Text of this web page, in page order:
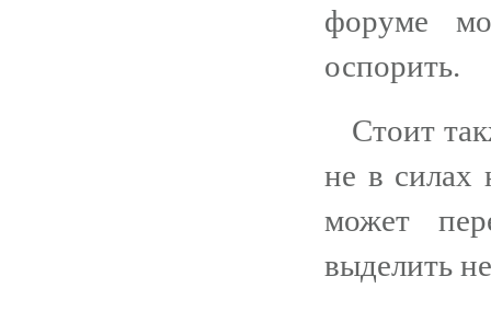
форуме
оспорить.
Стоит
не в силах
может
выделить